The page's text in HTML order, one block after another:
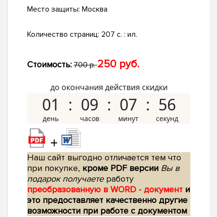
Место защиты: Москва
Количество страниц: 207 с. : ил.
Стоимость: 700 р.250 руб.
до окончания действия скидки
01 09 07 55
+
Наш сайт выгодно отличается тем что
при покупке, кроме PDF версии Вы в
подарок получаетеработу
преобразованную в WORD - документ и
это предоставляет качественно другие
возможности при работе с документом